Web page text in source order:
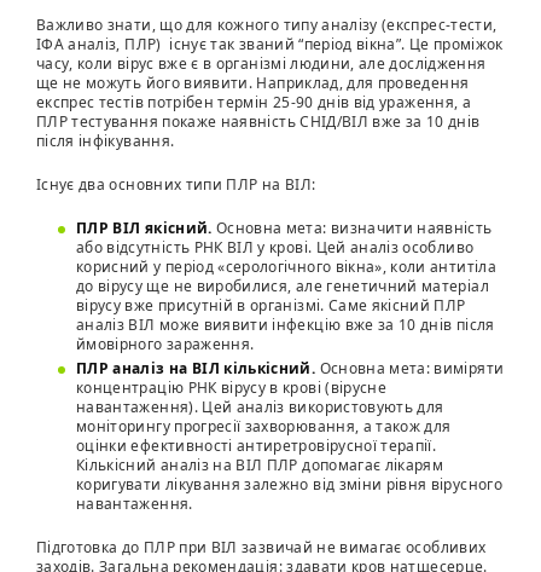
Важливо знати, що для кожного типу аналізу (експрес-тести,
ІФА аналіз, ПЛР) існує так званий “період вікна”. Це проміжок
часу, коли вірус вже є в організмі людини, але дослідження
ще не можуть його виявити. Наприклад, для проведення
експрес тестів потрібен термін 25-90 днів від ураження, а
ПЛР тестування покаже наявність СНІД/ВІЛ вже за 10 днів
після інфікування.
Існує два основних типи ПЛР на ВІЛ:
ПЛР ВІЛ якісний. Основна мета: визначити наявність
або відсутність РНК ВІЛ у крові. Цей аналіз особливо
корисний у період «серологічного вікна», коли антитіла
до вірусу ще не виробилися, але генетичний матеріал
вірусу вже присутній в організмі. Саме якісний ПЛР
аналіз ВІЛ може виявити інфекцію вже за 10 днів після
ймовірного зараження.
ПЛР аналіз на ВІЛ кількісний. Основна мета: виміряти
концентрацію РНК вірусу в крові (вірусне
навантаження). Цей аналіз використовують для
моніторингу прогресії захворювання, а також для
оцінки ефективності антиретровірусної терапії.
Кількісний аналіз на ВІЛ ПЛР допомагає лікарям
коригувати лікування залежно від зміни рівня вірусного
навантаження.
Підготовка до ПЛР при ВІЛ зазвичай не вимагає особливих
заходів. Загальна рекомендація: здавати кров натщесерце.